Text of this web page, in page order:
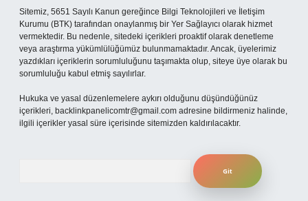
Sitemiz, 5651 Sayılı Kanun gereğince Bilgi Teknolojileri ve İletişim
Kurumu (BTK) tarafından onaylanmış bir Yer Sağlayıcı olarak hizmet
vermektedir. Bu nedenle, sitedeki içerikleri proaktif olarak denetleme
veya araştırma yükümlülüğümüz bulunmamaktadır. Ancak, üyelerimiz
yazdıkları içeriklerin sorumluluğunu taşımakta olup, siteye üye olarak bu
sorumluluğu kabul etmiş sayılırlar.
Hukuka ve yasal düzenlemelere aykırı olduğunu düşündüğünüz
içerikleri, backlinkpanelicomtr@gmail.com adresine bildirmeniz halinde,
ilgili içerikler yasal süre içerisinde sitemizden kaldırılacaktır.